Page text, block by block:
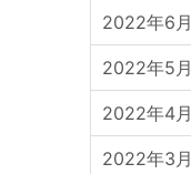
2022年6月
2022年5月
2022年4月
2022年3月